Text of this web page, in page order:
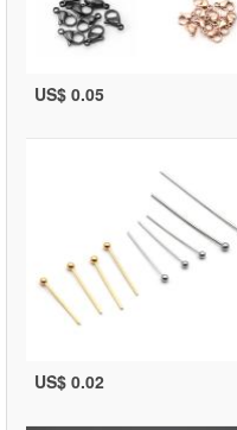
US$ 0.05
US$ 0.02